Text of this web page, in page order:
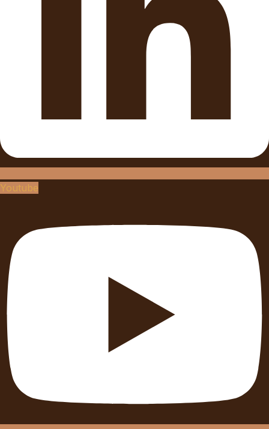
Youtube